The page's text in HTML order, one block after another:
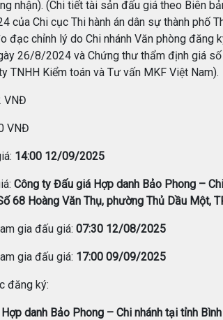
nhận). (Chi tiết tài sản đấu giá theo Biên
của Chi cục Thi hành án dân sự thành phố
đạc chỉnh lý do Chi nhánh Văn phòng đăng
26/8/2024 và Chứng thư thẩm định giá
TNHH Kiểm toán và Tư vấn MKF Việt Nam).
VNĐ
VNĐ
14:00 12/09/2025
Công ty Đấu giá Hợp danh Bảo Phong –
68 Hoàng Văn Thụ, phường Thủ Dầu Một,
gia đấu giá: 07:30 12/08/2025
gia đấu giá: 17:00 09/09/2025
đăng ký:
danh Bảo Phong – Chi nhánh tại tỉnh